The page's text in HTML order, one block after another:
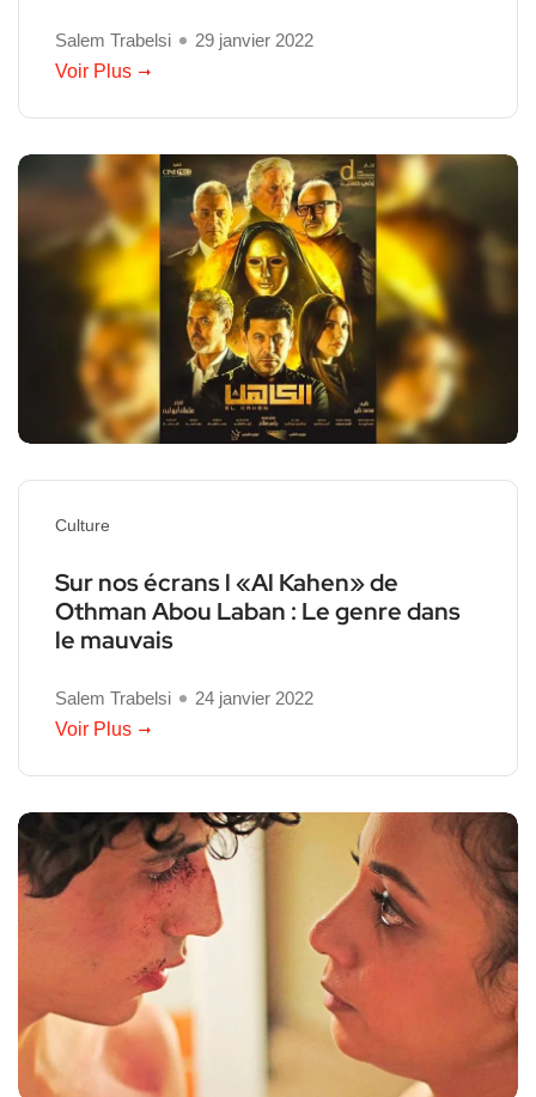
Salem Trabelsi
29 janvier 2022
Voir Plus
Culture
Sur nos écrans l «Al Kahen» de
Othman Abou Laban : Le genre dans
le mauvais
Salem Trabelsi
24 janvier 2022
Voir Plus